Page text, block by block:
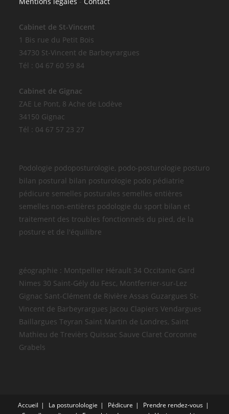
Cabinet de St-Vincent
1 Bis rue du Petit Bois
34730 St-Vincent de Barbeyrargues
Tél : 04 67 60 59 84
Cabinet de Gignac
ZAE Le Pont, 8 Ache de Lodève
34150 Gignac
Tél : 04 67 57 23 27
Podologie podoposturologie, podo-posturologie posturo
bilan postural bilan posturologie podo pédiatrie
pédicure semelles posturales semelles entières
semelles non-entières podologie du sport bilan et
traitement des troubles fonctionnels du pied, de la
posture et de l'équilibre
géographie : Montpellier Hérault 34 Occitanie Gard
Nimes 30 Saint-Gély du Fesc, Montferrier-sur-Lez
Gignac Sant-Clément de Rivière Assas Guzargues St-
Vincent de Barbeyrargues Jacou Clapiers Vendargues
Baillargues Teyran Saint Martin de Londres, Saint
Mathieu de Trevièrs Quissac Sauve Claret Corconne
Grabels
Accueil La posturolologie Pédicure
Prendre rendez-vous